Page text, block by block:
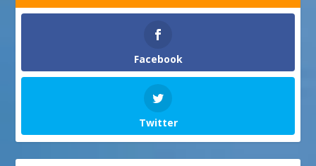
Facebook
Twitter